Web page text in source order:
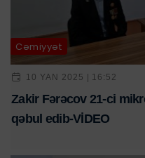
Cəmiyyət
10 YAN 2025 | 16:52
Zakir Fərəcov 21-ci
qəbul edib-VİDEO